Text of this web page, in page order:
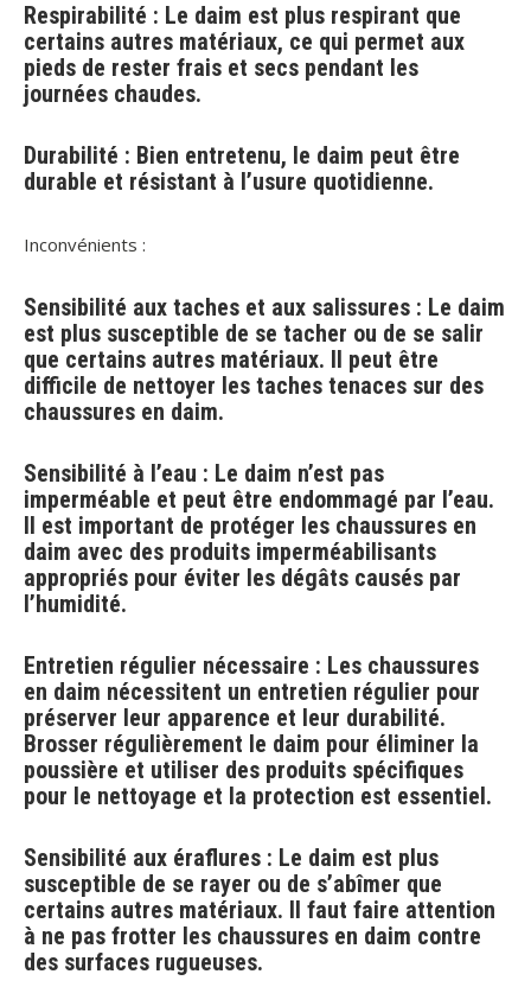
Respirabilité : Le daim est plus respirant que
certains autres matériaux, ce qui permet aux
pieds de rester frais et secs pendant les
journées chaudes.
Durabilité : Bien entretenu, le daim peut être
durable et résistant à l’usure quotidienne.
Inconvénients :
Sensibilité aux taches et aux salissures : Le daim
est plus susceptible de se tacher ou de se salir
que certains autres matériaux. Il peut être
difficile de nettoyer les taches tenaces sur des
chaussures en daim.
Sensibilité à l’eau : Le daim n’est pas
imperméable et peut être endommagé par l’eau.
Il est important de protéger les chaussures en
daim avec des produits imperméabilisants
appropriés pour éviter les dégâts causés par
l’humidité.
Entretien régulier nécessaire : Les chaussures
en daim nécessitent un entretien régulier pour
préserver leur apparence et leur durabilité.
Brosser régulièrement le daim pour éliminer la
poussière et utiliser des produits spécifiques
pour le nettoyage et la protection est essentiel.
Sensibilité aux éraflures : Le daim est plus
susceptible de se rayer ou de s’abîmer que
certains autres matériaux. Il faut faire attention
à ne pas frotter les chaussures en daim contre
des surfaces rugueuses.